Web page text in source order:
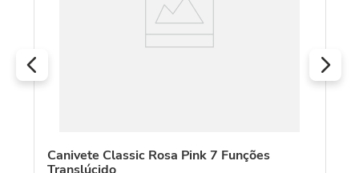
Canivete Classic Rosa Pink 7 Funções